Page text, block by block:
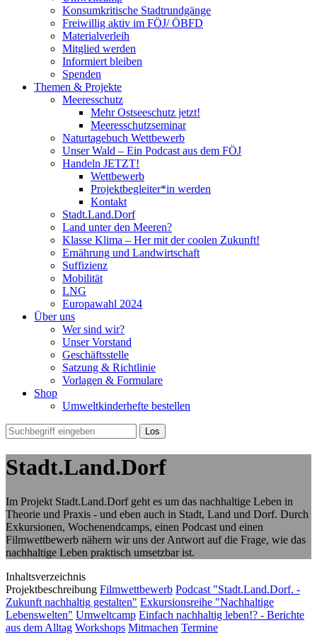
Konsumkritische Stadtrundgänge
Freiwillig aktiv im FÖJ/ ÖBFD
Materialverleih
Mitglied werden
Informiert bleiben
Spenden
Themen & Projekte
Meeresschutz
Mehr Ostseeschutz jetzt!
Meeresschutzseminar
Naturtagebuch Wettbewerb
Unser Wald – Ein Podcast aus dem FÖJ
Handeln JETZT!
Wettbewerb
Projektbegleiter*in werden
Kontakt
Stadt.Land.Dorf
Land unter den Meeren?
Klasse Klima – Her mit der coolen Zukunft!
Ernährung und Landwirtschaft
Suffizienz
Mobilität
LNG
Europawahl 2024
Über uns
Wer sind wir?
Unser Vorstand
Geschäftsstelle
Satzung & Richtlinie
Vorlagen & Formulare
Shop
Umweltkinderhefte bestellen
Stadt.Land.Dorf
Im Projekt Stadt.Land.Dorf geht es um das nachhaltige Leben in
Theorie und Praxis - und eben auch in Stadt, Land und Dorf. Durch
Exkursionen, Wochenendcamps, einen Podcast und einen
Filmwettbewerb nähern wir uns der Antwort auf die Frage, wie das
nachhaltige Leben praktisch umsetzbar ist.
Inhaltsverzeichnis
Projektbeschreibung Filmwettbewerb Podcast "Stadt.Land.Dorf. -
Zukunft nachhaltig gestalten" Exkursionsreihe "Nachhaltige
Lebenswelten" Umweltcamp Einfach nachhaltig leben!? - Berichte
aus dem Alltag Workshops Mitmachen Termine